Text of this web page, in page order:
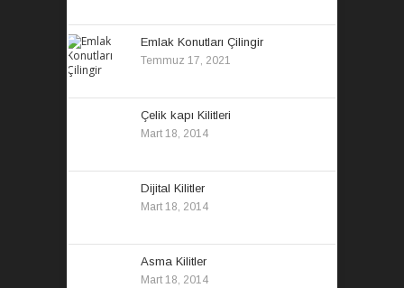
Emlak Konutları Çilingir
Temmuz 17, 2021
Çelik kapı Kilitleri
Mart 18, 2014
Dijital Kilitler
Mart 18, 2014
Asma Kilitler
Mart 18, 2014